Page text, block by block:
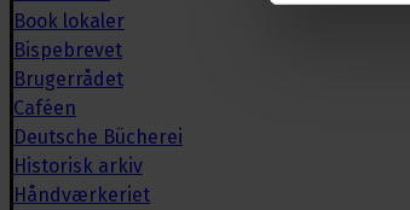
Book lokaler
Bispebrevet
Brugerrådet
Caféen
Deutsche Bücherei
Historisk arkiv
Håndværkeriet